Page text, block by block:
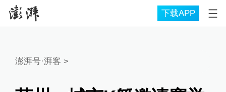
下载APP
澎湃号·湃客 >